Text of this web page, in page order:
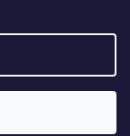
vyhradené.